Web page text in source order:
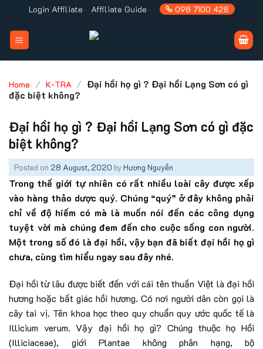
to
content
Login Affiliate Affiliate Guide 098 7100 428
Home / K-TRA / Đại hồi họ gì ? Đại hồi Lạng Sơn có gì
đặc biệt không?
Đại hồi họ gì ? Đại hồi Lạng Sơn có gì đặc
biệt không?
Posted on 28 August, 2020 byHương Nguyễn
Trong thế giới tự nhiên có rất nhiều loài cây được xếp
vào hàng thảo dược quý. Chúng “quý” ở đây không phải
chỉ về độ hiếm có mà là muốn nói đến các công dụng
tuyệt vời mà chúng đem đến cho cuộc sống con người.
Một trong số đó là đại hồi, vậy bạn đã biết đại hồi họ gì
chưa, cùng tìm hiểu ngay sau đây nhé.
Đại hồi từ lâu được biết đến với cái tên thuần Việt là đại hồi
hương hoặc bất giác hồi hương. Có nơi người dân còn gọi là
cây tai vị. Tên khoa học theo quy chuẩn quy ước quốc tế là
Illicium verum. Vậy đại hồi họ gì? Chúng thuộc họ Hồi
(Illiciaceae), giới Plantae không phân hạng, bộ